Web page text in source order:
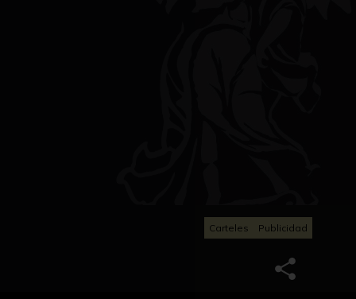
Carteles Publicidad